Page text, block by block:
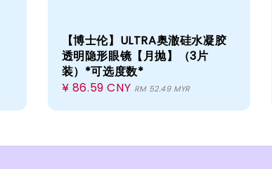
【博士伦】ULTRA奥澈硅水凝胶
透明隐形眼镜【月抛】（3片
装）*可选度数*
Regular
¥ 86.59 CNY RM 52.49 MYR